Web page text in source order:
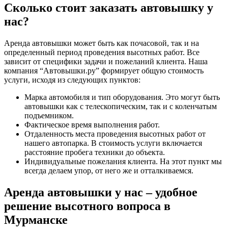
Сколько стоит заказать автовышку у
нас?
Аренда автовышки может быть как почасовой, так и на
определенный период проведения высотных работ. Все
зависит от специфики задачи и пожеланий клиента. Наша
компания “Автовышки.ру” формирует общую стоимость
услуги, исходя из следующих пунктов:
Марка автомобиля и тип оборудования. Это могут быть
автовышки как с телескопическим, так и с коленчатым
подъемником.
Фактическое время выполнения работ.
Отдаленность места проведения высотных работ от
нашего автопарка. В стоимость услуги включается
расстояние пробега техники до объекта.
Индивидуальные пожелания клиента. На этот пункт мы
всегда делаем упор, от него же и отталкиваемся.
Аренда автовышки у нас – удобное
решение высотного вопроса в
Мурманске